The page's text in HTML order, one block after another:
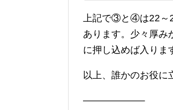
上記で③と④は22～
あります。少々厚み
に押し込めば入りま
以上、誰かのお役に
——————–